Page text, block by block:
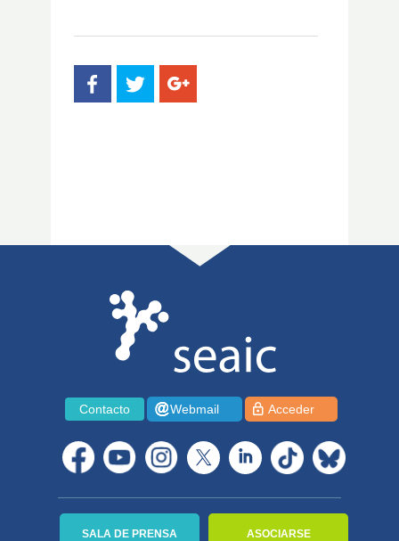
Contacto Webmail Acceder
SALA DE PRENSA ASOCIARSE